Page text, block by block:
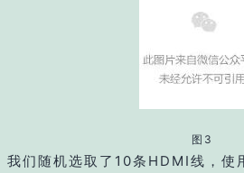
图3
我们随机选取了10条HDMI线，使